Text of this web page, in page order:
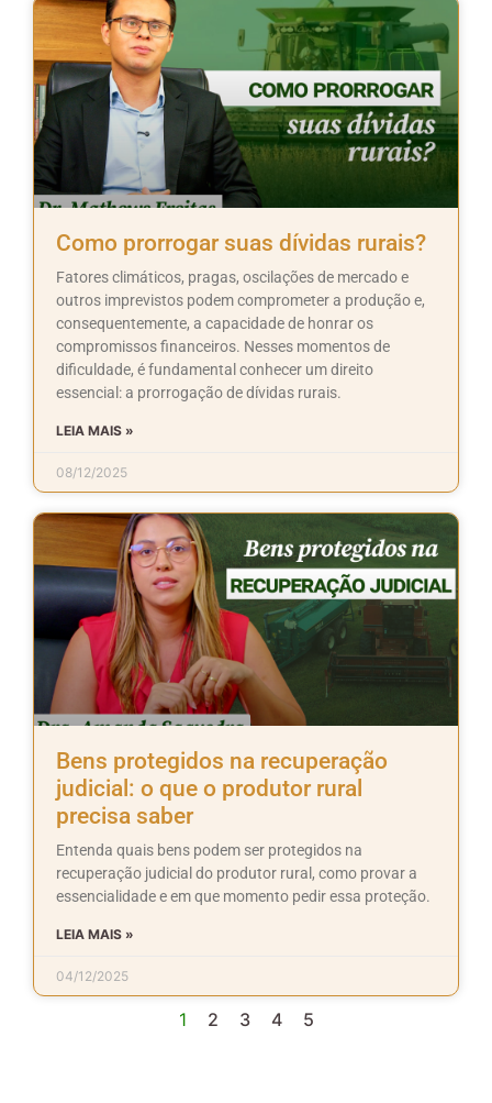
Como prorrogar suas dívidas rurais?
Fatores climáticos, pragas, oscilações de mercado e
outros imprevistos podem comprometer a produção e,
consequentemente, a capacidade de honrar os
compromissos financeiros. Nesses momentos de
dificuldade, é fundamental conhecer um direito
essencial: a prorrogação de dívidas rurais.
LEIA MAIS »
08/12/2025
Bens protegidos na recuperação
judicial: o que o produtor rural
precisa saber
Entenda quais bens podem ser protegidos na
recuperação judicial do produtor rural, como provar a
essencialidade e em que momento pedir essa proteção.
LEIA MAIS »
04/12/2025
1 2 3 4 5